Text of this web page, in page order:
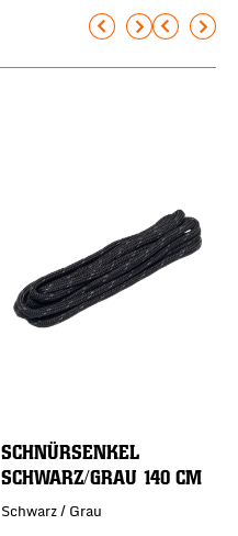
SCHNÜRSENKEL
SCHWARZ/GRAU 140 CM
Schwarz / Grau